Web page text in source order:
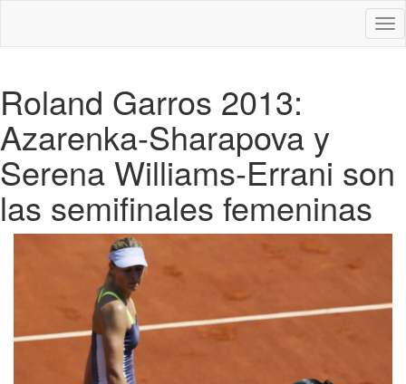
Roland Garros 2013:
Azarenka-Sharapova y
Serena Williams-Errani son
las semifinales femeninas